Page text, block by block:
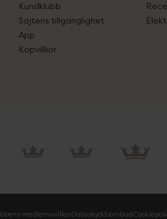
Kundklubb
Sajtens tillgänglighet
App
Köpvillkor
medlemsvillkorDataskyddsombud